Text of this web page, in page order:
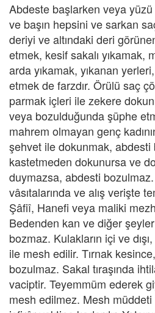
Abdeste başlarken veya
ve başın hepsini ve sarkan
deriyi ve altındaki deri
etmek, kesif sakalı yıkamak,
arda yıkamak, yıkanan
etmek de farzdır. Örülü saç
parmak içleri ile zekere
veya bozulduğunda şüphe
mahrem olmayan genç
şehvet ile dokunmak, abdesti
kastetmeden dokunursa ve
duymazsa, abdesti
vâsıtalarında ve alış verişte
Şâfiî, Hanefi veya maliki
Bedenden kan ve diğer şeyler
bozmaz. Kulakların içi ve
ile mesh edilir. Tırnak
bozulmaz. Sakal tıraşında
vaciptir. Teyemmüm ederek
mesh edilmez. Mesh